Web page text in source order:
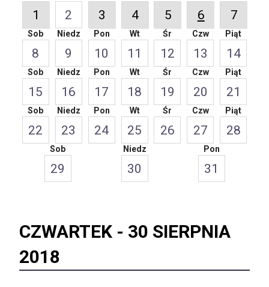
1 2 3 4 5 6 7
Sob
8
Niedz
9
Pon
10
Wt
11
Śr
12
Czw
13
Piąt
14
Sob
15
Niedz
16
Pon
17
Wt
18
Śr
19
Czw
20
Piąt
21
Sob
22
Niedz
23
Pon
24
Wt
25
Śr
26
Czw
27
Piąt
28
Sob
29
Niedz
30
Pon
31
CZWARTEK - 30 SIERPNIA
2018